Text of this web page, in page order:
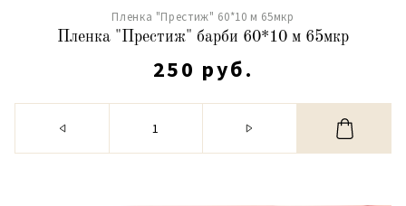
Пленка "Престиж" 60*10 м 65мкр
Пленка "Престиж" барби 60*10 м 65мкр
250 руб.